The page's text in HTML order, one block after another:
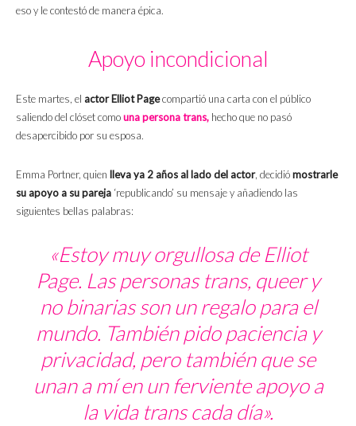
eso y le contestó de manera épica.
Apoyo incondicional
Este martes, el actor Elliot Pagecompartió una carta con el público
saliendo del clóset comouna persona trans, hecho que no pasó
desapercibido por su esposa.
Emma Portner, quien lleva ya 2 años al lado del actor, decidiómostrarle
su apoyo a su pareja ‘republicando’ su mensaje y añadiendo las
siguientes bellas palabras:
«Estoy muy orgullosa de Elliot
Page. Las personas trans, queer y
no binarias son un regalo para el
mundo. También pido paciencia y
privacidad, pero también que se
unan a mí en un ferviente apoyo a
la vida trans cada día».